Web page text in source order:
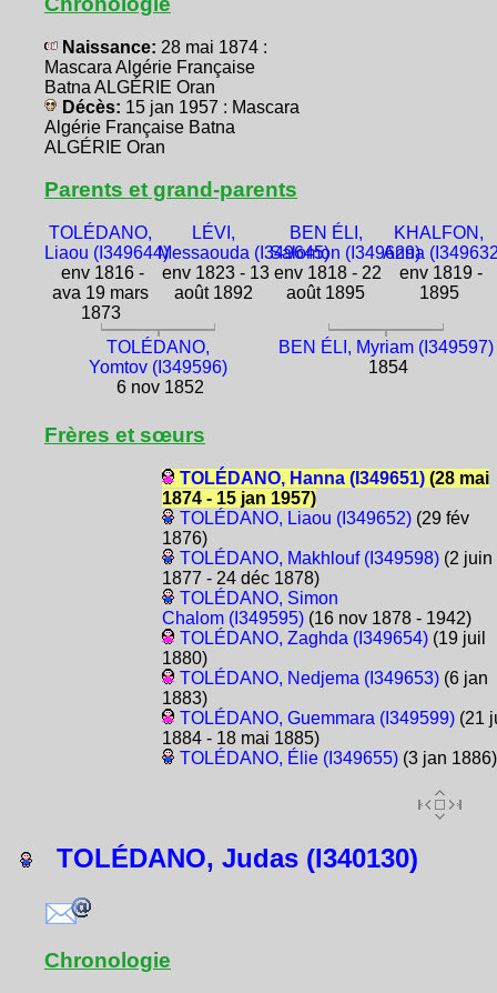
Naissance: 28 mai 1874 :
Mascara Algérie Française
Batna ALGÉRIE Oran
Décès: 15 jan 1957 : Mascara
Algérie Française Batna
ALGÉRIE Oran
Parents et grand-parents
TOLÉDANO,
Liaou (I349644)
env 1816 -
ava 19 mars
1873
LÉVI,
Messaouda (I349645)
env 1823 - 13
août 1892
BEN ÉLI,
Salomon (I349629)
env 1818 - 22
août 1895
KHALFON,
Anna
env 1819 -
1895
TOLÉDANO,
Yomtov (I349596)
6 nov 1852
BEN ÉLI, Myriam (I349597)
1854
Frères et sœurs
TOLÉDANO, Hanna (I349651)(28 mai
1874 - 15 jan 1957)
TOLÉDANO, Liaou (I349652)(29 fév
1876)
TOLÉDANO, Makhlouf (I349598)(2 juin
1877 - 24 déc 1878)
TOLÉDANO, Simon
Chalom (I349595)(16 nov 1878 - 1942)
TOLÉDANO, Zaghda (I349654)(19 juil
1880)
TOLÉDANO, Nedjema (I349653)(6 jan
1883)
TOLÉDANO, Guemmara (I349599)(21
1884 - 18 mai 1885)
TOLÉDANO, Élie (I349655)(3 jan 1886)
TOLÉDANO, Judas (I340130)
Chronologie